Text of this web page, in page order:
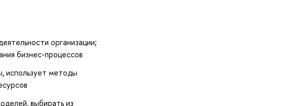
организации;
бизнес-процессов
использует методы
выбирать из